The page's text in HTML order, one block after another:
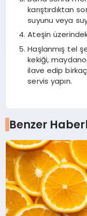
karıştırdıktan
suyunu veya
Ateşin
Haşlanmış tel
kekiği,
ilave edip
servis yapın.
Benzer